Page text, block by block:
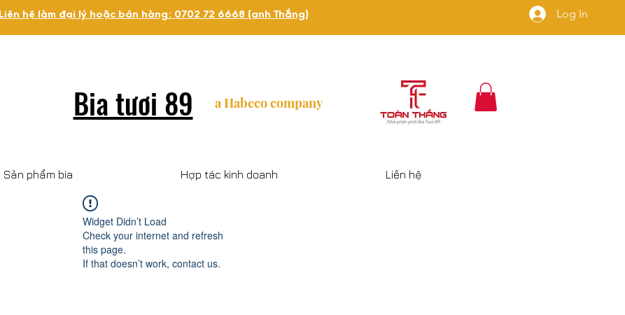
Liên hệ làm đại lý hoặc bán hàng: 0702 72 6668 (anh Thắng) Log In
Bia tươi 89 a Habeco company
Sản phẩm bia Hợp tác kinh doanh Liên hệ
Widget Didn’t Load
Check your internet and refresh
this page.
If that doesn’t work, contact us.